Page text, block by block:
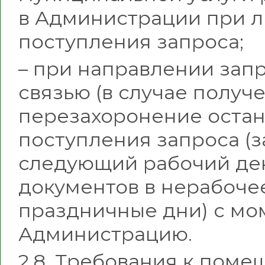
в Администрации при
поступления запроса;
– при направлении
связью (в случае
перезахоронение
поступления запроса
следующий рабочий
документов в
праздничные дни) с
Администрацию.